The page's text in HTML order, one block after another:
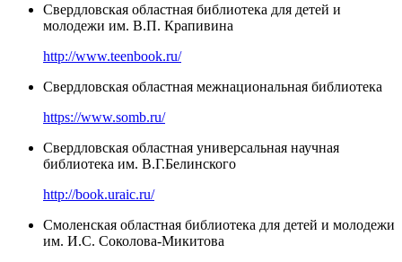
Свердловская областная библиотека для детей и
молодежи им. В.П. Крапивина
http://www.teenbook.ru/
Свердловская областная межнациональная библиотека
https://www.somb.ru/
Свердловская областная универсальная научная
библиотека им. В.Г.Белинского
http://book.uraic.ru/
Смоленская областная библиотека для детей и молодежи
им. И.С. Соколова-Микитова